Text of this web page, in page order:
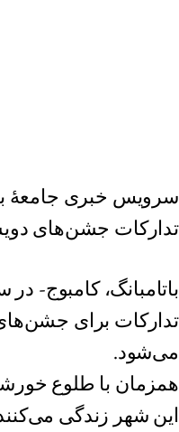
سرویس خبری جامعهٔ
تدارکات جشن‌های
باتامبانگ، کامبوج-
تدارکات برای
می‌شود.
همزمان با طلوع
این شهر زندگی